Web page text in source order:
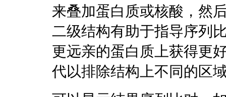
来叠加蛋白质或核酸，然
二级结构有助于指导序列
更远亲的蛋白质上获得更
代以排除结构上不同的区